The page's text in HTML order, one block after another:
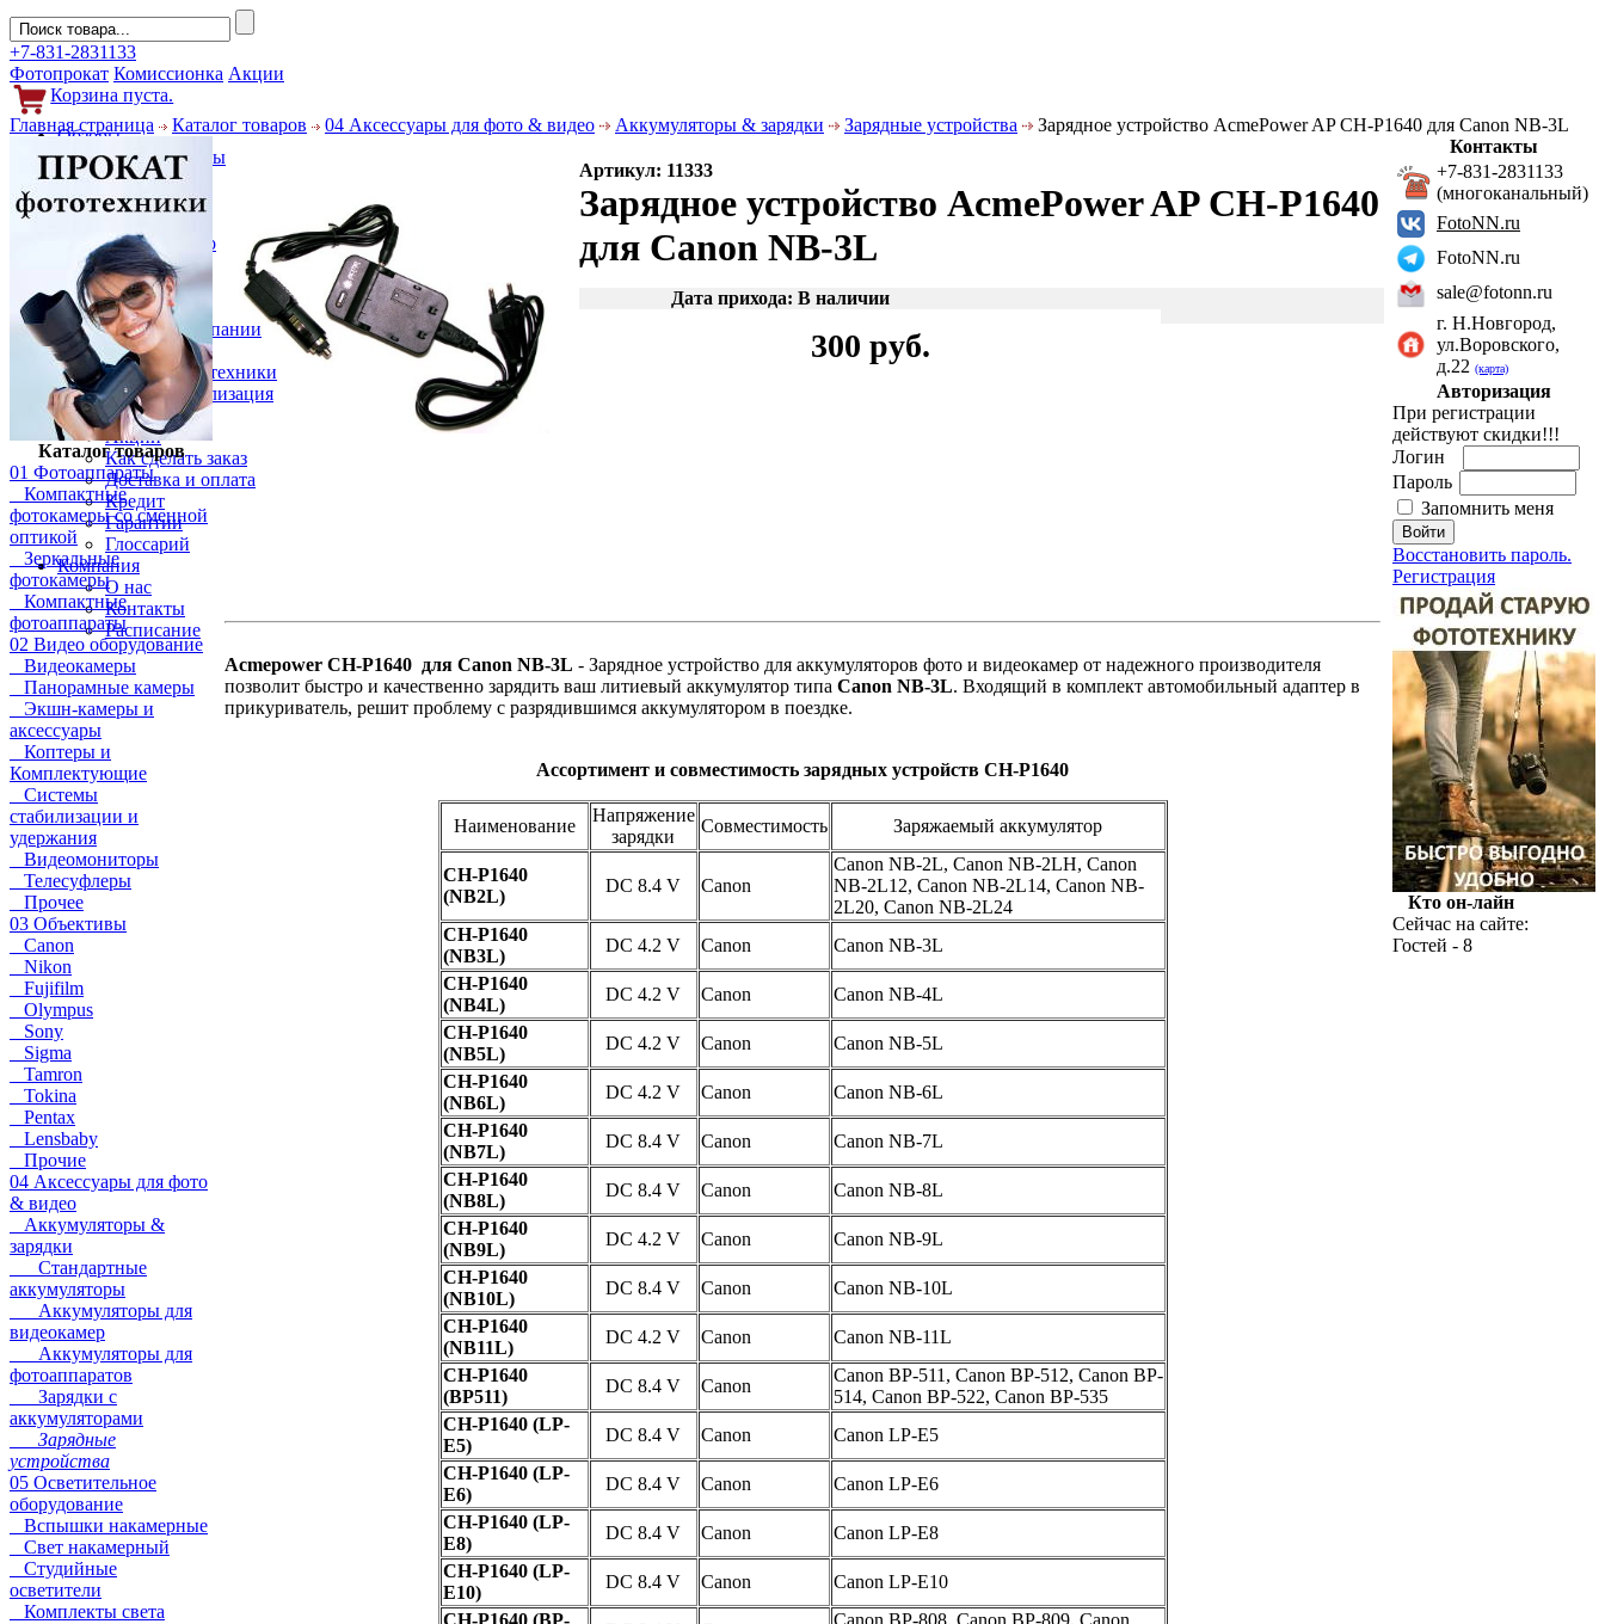
+7-831-2831133
Фотопрокат Комиссионка Акции
Корзина пуста.
Обзоры
Фотоаппараты
Объективы
Фильтры
Фото и видео
Гаджеты
Аксессуары
Слухи
Новости компании
Услуги
Прокат фототехники
Выкуп и реализация
Покупателям
Акции
Как сделать заказ
Доставка и оплата
Кредит
Гарантии
Глоссарий
Компания
О нас
Контакты
Расписание
Главная страница Каталог товаров 04 Аксессуары для фото & видео Аккумуляторы & зарядки Зарядные устройства Зарядное устройство AcmePower AP CH-P1640 для Canon NB-3L
Каталог товаров
01 Фотоаппараты
Компактные
фотокамеры со сменной
оптикой
Зеркальные
фотокамеры
Компактные
фотоаппараты
02 Видео оборудование
Видеокамеры
Панорамные камеры
Экшн-камеры и
аксессуары
Коптеры и
Комплектующие
Системы
стабилизации и
удержания
Видеомониторы
Телесуфлеры
Прочее
03 Объективы
Canon
Nikon
Fujifilm
Olympus
Sony
Sigma
Tamron
Tokina
Pentax
Lensbaby
Прочие
04 Аксессуары для фото
& видео
Аккумуляторы &
зарядки
Стандартные
аккумуляторы
Аккумуляторы для
видеокамер
Аккумуляторы для
фотоаппаратов
Зарядки с
аккумуляторами
Зарядные
устройства
05 Осветительное
оборудование
Вспышки накамерные
Свет накамерный
Студийные
осветители
Комплекты света
Артикул: 11333
Зарядное устройство AcmePower AP CH-P1640
для Canon NB-3L
Дата прихода: В наличии
300 руб.
Acmepower CH-P1640 для Canon NB-3L - Зарядное устройство для аккумуляторов фото и видеокамер от надежного производителя
позволит быстро и качественно зарядить ваш литиевый аккумулятор типа Canon NB-3L. Входящий в комплект автомобильный адаптер в
прикуриватель, решит проблему с разрядившимся аккумулятором в поездке.
Ассортимент и совместимость зарядных устройств CH-P1640
Наименование
Напряжение
зарядки
Совместимость Заряжаемый аккумулятор
CH-P1640
(NB2L)
DC 8.4 V Canon
Canon NB-2L, Canon NB-2LH, Canon
NB-2L12, Canon NB-2L14, Canon NB-
2L20, Canon NB-2L24
CH-P1640
(NB3L)
DC 4.2 V Canon
Canon NB-3L
CH-P1640
(NB4L)
DC 4.2 V Canon
Canon NB-4L
CH-P1640
(NB5L)
DC 4.2 V Canon
Canon NB-5L
CH-P1640
(NB6L)
DC 4.2 V Canon
Canon NB-6L
CH-P1640
(NB7L)
DC 8.4 V Canon
Canon NB-7L
CH-P1640
(NB8L)
DC 8.4 V Canon
Canon NB-8L
CH-P1640
(NB9L)
DC 4.2 V Canon
Canon NB-9L
CH-P1640
(NB10L)
DC 8.4 V Canon
Canon NB-10L
CH-P1640
(NB11L)
DC 4.2 V Canon
Canon NB-11L
CH-P1640
(BP511)
DC 8.4 V Canon
Canon BP-511, Canon BP-512, Canon BP-
514, Canon BP-522, Canon BP-535
CH-P1640 (LP-
E5)
DC 8.4 V Canon
Canon LP-E5
CH-P1640 (LP-
E6)
DC 8.4 V Canon
Canon LP-E6
CH-P1640 (LP-
E8)
DC 8.4 V Canon
Canon LP-E8
CH-P1640 (LP-
E10)
DC 8.4 V Canon
Canon LP-E10
CH-P1640 (BP-
Canon BP-808, Canon BP-809, Canon
Контакты
+7-831-2831133
(многоканальный)
FotoNN.ru
FotoNN.ru
sale@fotonn.ru
г. Н.Новгород,
ул.Воровского,
д.22 (карта)
Авторизация
При регистрации
действуют скидки!!!
Логин
Пароль
Запомнить меня
Восстановить пароль.
Регистрация
Кто он-лайн
Сейчас на сайте:
Гостей - 8